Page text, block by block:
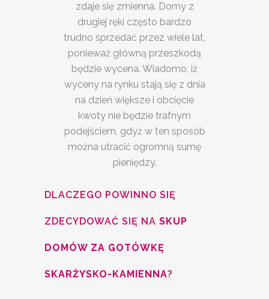
zdaje się zmienna. Domy z
drugiej ręki często bardzo
trudno sprzedać przez wiele lat,
ponieważ główną przeszkodą
będzie wycena. Wiadomo, iż
wyceny na rynku stają się z dnia
na dzień większe i obcięcie
kwoty nie będzie trafnym
podejściem, gdyż w ten sposób
można utracić ogromną sumę
pieniędzy.
DLACZEGO POWINNO SIĘ
ZDECYDOWAĆ SIĘ NA SKUP
DOMÓW ZA GOTÓWKĘ
SKARŻYSKO-KAMIENNA?